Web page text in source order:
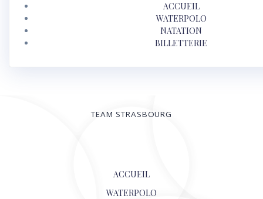
ACCUEIL
WATERPOLO
NATATION
BILLETTERIE
TEAM STRASBOURG
ACCUEIL
WATERPOLO